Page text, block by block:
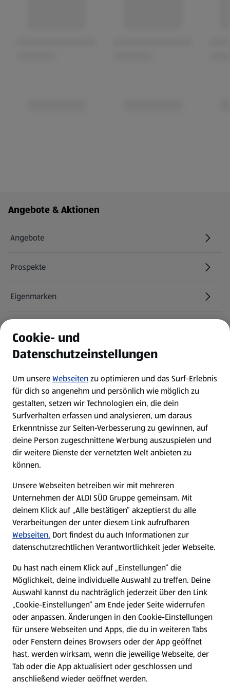
Fußzeilenmenü - weitere Links
Angebote & Aktionen
Angebote
Prospekte
Eigenmarken
Newsletter
WhatsApp
Über ALDI SÜD
Filialen
Nachhaltigkeit
Karriere
Presse
Hilfe & Kontakt
(öffnet in einem neuen Tab)
Unternehmen
Folge uns hier:
Cookie- und
Datenschutzeinstellungen
Um unsereWebseitenzu optimieren und das Surf-Erlebnis
für dich so angenehm und persönlich wie möglich zu
gestalten, setzen wir Technologien ein, die dein
Surfverhalten erfassen und analysieren, um daraus
Erkenntnisse zur Seiten-Verbesserung zu gewinnen, auf
deine Person zugeschnittene Werbung auszuspielen und
dir weitere Dienste der vernetzten Welt anbieten zu
können.
Unsere Webseiten betreiben wir mit mehreren
Unternehmen der ALDI SÜD Gruppe gemeinsam. Mit
deinem Klick auf „Alle bestätigen“ akzeptierst du alle
Verarbeitungen der unter diesem Link aufrufbaren
Webseiten. Dort findest du auch Informationen zur
datenschutzrechtlichen Verantwortlichkeit jeder Webseite.
Du hast nach einem Klick auf „Einstellungen“ die
Möglichkeit, deine individuelle Auswahl zu treffen. Deine
Auswahl kannst du nachträglich jederzeit über den Link
„Cookie-Einstellungen“ am Ende jeder Seite widerrufen
oder anpassen. Änderungen in den Cookie-Einstellungen
für unsere Webseiten und Apps, die du in weiteren Tabs
oder Fenstern deines Browsers oder der App geöffnet
hast, werden wirksam, wenn die jeweilige Webseite, der
Tab oder die App aktualisiert oder geschlossen und
anschließend wieder geöffnet werden.